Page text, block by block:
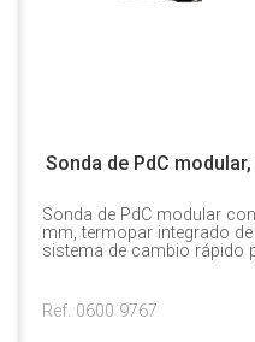
Sonda de PdC
Sonda de PdC modular
mm, termopar integrado
sistema de cambio rápido
Ref. 0600 9767